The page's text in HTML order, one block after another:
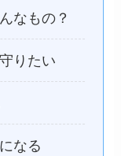
なもの？
りたい
なる